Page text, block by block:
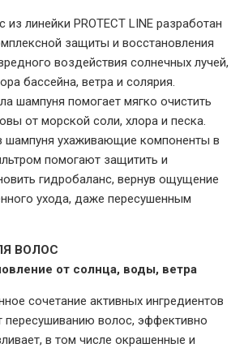
линейки PROTECT LINE разработан
защиты и восстановления
воздействия солнечных лучей,
бассейна, ветра и солярия.
шампуня помогает мягко очистить
от морской соли, хлора и песка.
шампуня ухаживающие компоненты в
помогают защитить и
гидробаланс, вернув ощущение
ухода, даже пересушенным
ВОЛОС
от солнца, воды, ветра
сочетание активных ингредиентов
пересушиванию волос, эффективно
в том числе окрашенные и